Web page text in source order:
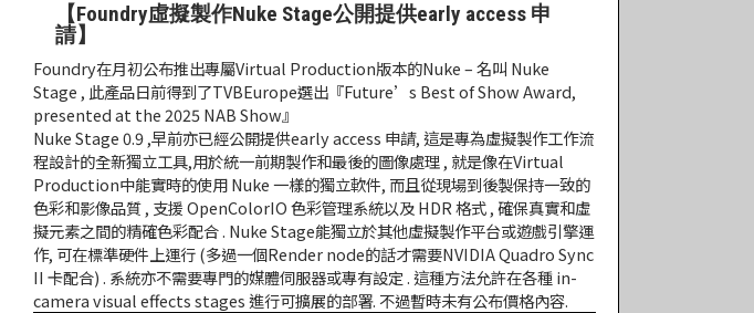
【Foundry虛擬製作Nuke Stage公開提供early access 申
請】
Foundry在月初公布推出專屬Virtual Production版本的Nuke – 名叫 Nuke
Stage , 此產品日前得到了TVBEurope選出『Future’s Best of Show Award,
presented at the 2025 NAB Show』
Nuke Stage 0.9 ,早前亦已經公開提供early access 申請, 這是專為虛擬製作工作流
程設計的全新獨立工具,用於統一前期製作和最後的圖像處理 , 就是像在Virtual
Production中能實時的使用 Nuke 一樣的獨立軟件, 而且從現場到後製保持一致的
色彩和影像品質 , 支援 OpenColorIO 色彩管理系統以及 HDR 格式 , 確保真實和虛
擬元素之間的精確色彩配合 . Nuke Stage能獨立於其他虛擬製作平台或遊戲引擎運
作, 可在標準硬件上運行 (多過一個Render node的話才需要NVIDIA Quadro Sync
II 卡配合) . 系統亦不需要專門的媒體伺服器或專有設定 . 這種方法允許在各種 in-
camera visual effects stages 進行可擴展的部署. 不過暫時未有公布價格內容.